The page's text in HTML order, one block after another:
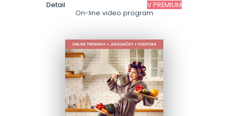
On-line video program
Detail V PREMIUM